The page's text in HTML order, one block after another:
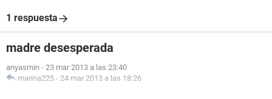
1 respuesta
madre desesperada
anyasmin - 23 mar 2013 a las 23:40
marina225 - 24 mar 2013 a las 18:26